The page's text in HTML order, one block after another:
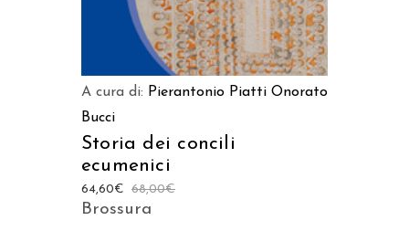
A cura di: Pierantonio Piatti Onorato
Bucci
Storia dei concili
ecumenici
68,00€
64,60€
Brossura